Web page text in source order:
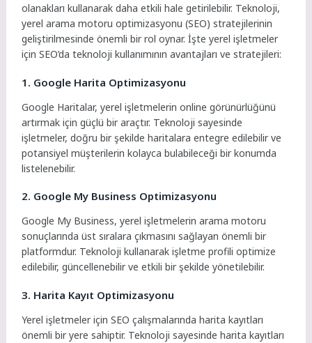
olanakları kullanarak daha etkili hale getirilebilir. Teknoloji,
yerel arama motoru optimizasyonu (SEO) stratejilerinin
geliştirilmesinde önemli bir rol oynar. İşte yerel işletmeler
için SEO’da teknoloji kullanımının avantajları ve stratejileri:
1. Google Harita Optimizasyonu
Google Haritalar, yerel işletmelerin online görünürlüğünü
artırmak için güçlü bir araçtır. Teknoloji sayesinde
işletmeler, doğru bir şekilde haritalara entegre edilebilir ve
potansiyel müşterilerin kolayca bulabileceği bir konumda
listelenebilir.
2. Google My Business Optimizasyonu
Google My Business, yerel işletmelerin arama motoru
sonuçlarında üst sıralara çıkmasını sağlayan önemli bir
platformdur. Teknoloji kullanarak işletme profili optimize
edilebilir, güncellenebilir ve etkili bir şekilde yönetilebilir.
3. Harita Kayıt Optimizasyonu
Yerel işletmeler için SEO çalışmalarında harita kayıtları
önemli bir yere sahiptir. Teknoloji sayesinde harita kayıtları